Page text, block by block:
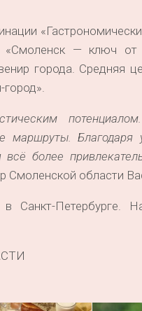
«Смоленск — ключ
города. Средняя
потен
маршруты.
более
Смоленской области
Санкт-Петербурге.